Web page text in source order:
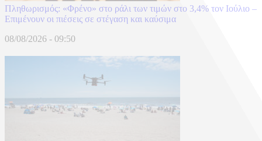
Πληθωρισμός: «Φρένο» στο ράλι των τιμών στο 3,4% τον Ιούλιο –
Επιμένουν οι πιέσεις σε στέγαση και καύσιμα
08/08/2026 - 09:50